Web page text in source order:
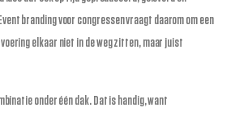
branding voor congressen vraagt daarom om een
elkaar niet in de weg zitten, maar juist
onder één dak. Dat is handig, want